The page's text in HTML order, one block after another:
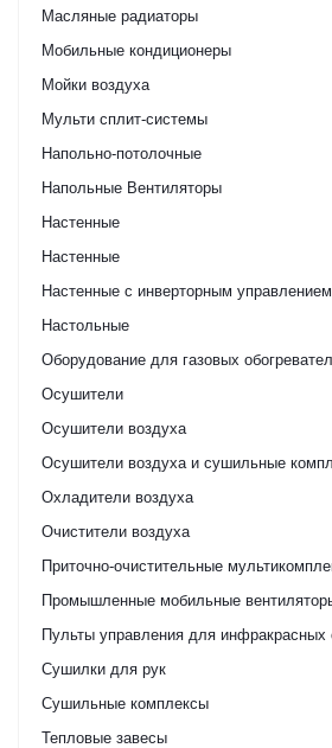
Масляные радиаторы
Мобильные кондиционеры
Мойки воздуха
Мульти сплит-системы
Напольно-потолочные
Напольные Вентиляторы
Настенные
Настенные
Настенные с инверторным управлением
Настольные
Оборудование для газовых
Осушители
Осушители воздуха
Осушители воздуха и сушильные
Охладители воздуха
Очистители воздуха
Приточно-очистительные
Промышленные мобильные
Пульты управления для инфракрасных
Сушилки для рук
Сушильные комплексы
Тепловые завесы